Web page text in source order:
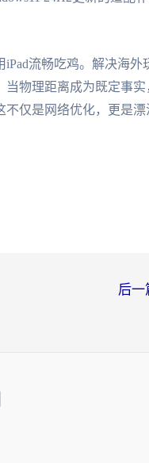
流畅吃鸡。解决海外
物理距离成为既定事实
仅是网络优化，更是漂
后一